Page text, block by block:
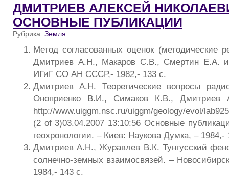
ДМИТРИЕВ АЛЕКСЕЙ
ОСНОВНЫЕ ПУБЛИКАЦИИ
Рубрика: Земля
Метод согласованных оценок (методические
Дмитриев А.Н., Макаров С.В., Смертин Е.А.
ИГиГ СО АН СССР,- 1982,- 133 с.
Дмитриев А.Н. Теоретические вопросы
Оноприенко В.И., Симаков К.В., Дмитриев
http://www.uiggm.nsc.ru/uiggm/geology/evol/
(2 of 3)03.04.2007 13:10:56 Основные
геохронологии. – Киев: Наукова Думка, – 1984,-
Дмитриев А.Н., Журавлев В.К. Тунгусский
солнечно-земных взаимосвязей. –
1984,- 143 с.